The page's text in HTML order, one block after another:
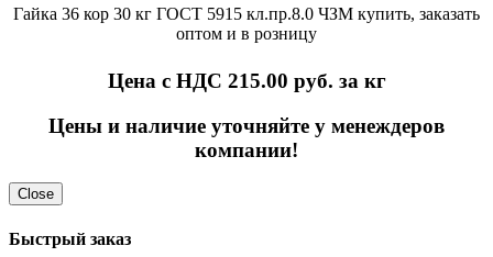
Гайка 36 кор 30 кг ГОСТ 5915 кл.пр.8.0 ЧЗМ купить, заказать
оптом и в розницу
Цена с НДС 215.00 руб. за кг
Цены и наличие уточняйте у менеждеров
компании!
Close
Быстрый заказ